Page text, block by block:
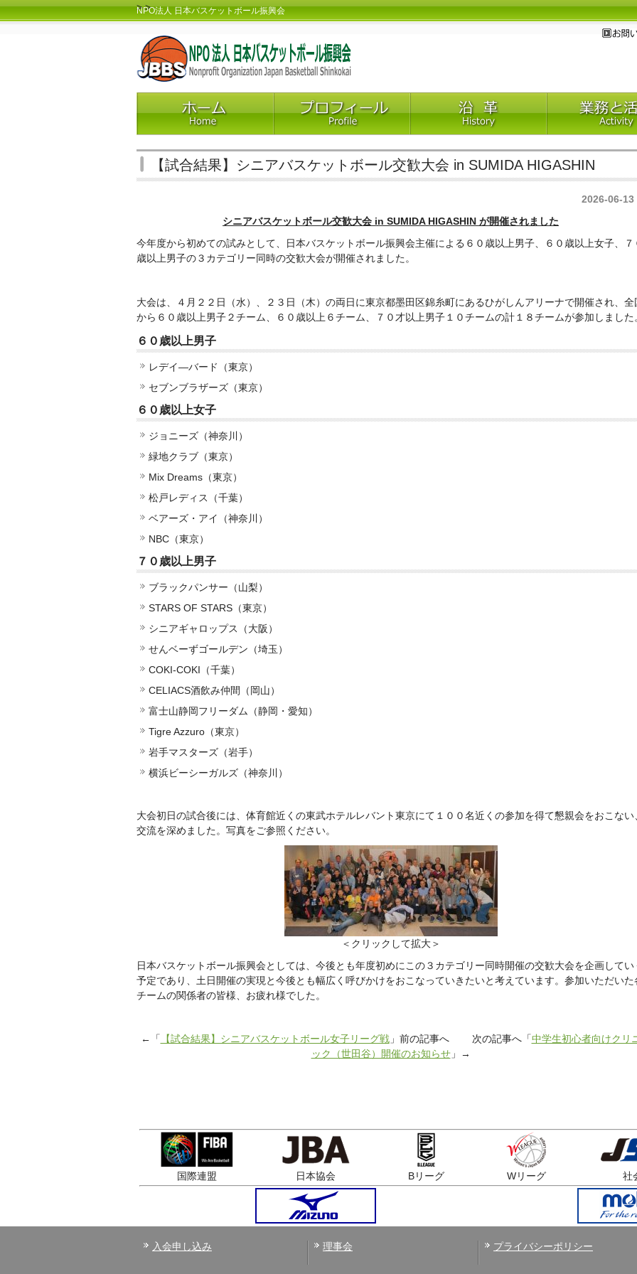
NPO法人 日本バスケットボール振興会
>>
【試合結果】シニアバスケットボール交歓大会 in SUMIDA HIGASHIN
2026-06-13
シニアバスケットボール交歓大会 in SUMIDA HIGASHIN が開催されました
今年度から初めての試みとして、日本バスケットボール振興会主催による６０歳以上男子、６０歳以上女子、７
歳以上男子の３カテゴリー同時の交歓大会が開催されました。
大会は、４月２２日（水）、２３日（木）の両日に東京都墨田区錦糸町にあるひがしんアリーナで開催され、全
から６０歳以上男子２チーム、６０歳以上６チーム、７０才以上男子１０チームの計１８チームが参加しました
６０歳以上男子
レデイ―バード（東京）
セブンブラザーズ（東京）
６０歳以上女子
ジョニーズ（神奈川）
緑地クラブ（東京）
Mix Dreams（東京）
松戸レディス（千葉）
ベアーズ・アイ（神奈川）
NBC（東京）
７０歳以上男子
ブラックパンサー（山梨）
STARS OF STARS（東京）
シニアギャロップス（大阪）
せんベーずゴールデン（埼玉）
COKI-COKI（千葉）
CELIACS酒飲み仲間（岡山）
富士山静岡フリーダム（静岡・愛知）
Tigre Azzuro（東京）
岩手マスターズ（岩手）
横浜ビーシーガルズ（神奈川）
大会初日の試合後には、体育館近くの東武ホテルレバント東京にて１００名近くの参加を得て懇親会をおこない
交流を深めました。写真をご参照ください。
＜クリックして拡大＞
日本バスケットボール振興会としては、今後とも年度初めにこの３カテゴリー同時開催の交歓大会を企画してい
予定であり、土日開催の実現と今後とも幅広く呼びかけをおこなっていきたいと考えています。参加いただいた
チームの関係者の皆様、お疲れ様でした。
←「 【試合結果】シニアバスケットボール女子リーグ戦」前の記事へ 次の記事へ「中学生初心者向けクリ
ック（世田谷）開催のお知らせ」→
国際連盟 日本協会 Bリーグ Wリーグ 社
入会申し込み 理事会 プライバシーポリシー